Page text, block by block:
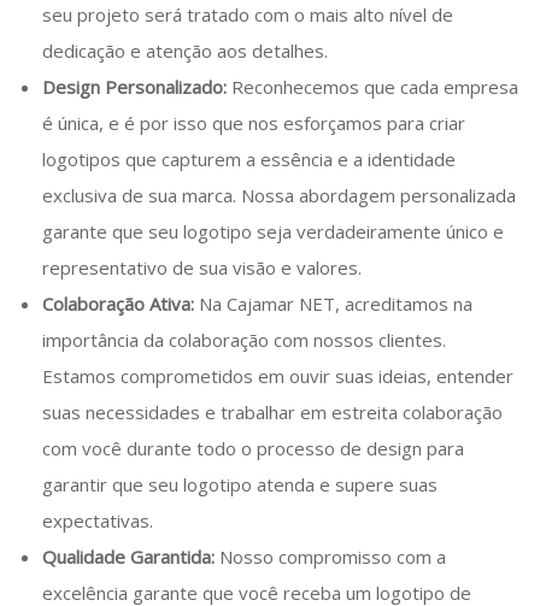
seu projeto será tratado com o mais alto nível de
dedicação e atenção aos detalhes.
Design Personalizado: Reconhecemos que cada empresa
é única, e é por isso que nos esforçamos para criar
logotipos que capturem a essência e a identidade
exclusiva de sua marca. Nossa abordagem personalizada
garante que seu logotipo seja verdadeiramente único e
representativo de sua visão e valores.
Colaboração Ativa: Na Cajamar NET, acreditamos na
importância da colaboração com nossos clientes.
Estamos comprometidos em ouvir suas ideias, entender
suas necessidades e trabalhar em estreita colaboração
com você durante todo o processo de design para
garantir que seu logotipo atenda e supere suas
expectativas.
Qualidade Garantida: Nosso compromisso com a
excelência garante que você receba um logotipo de